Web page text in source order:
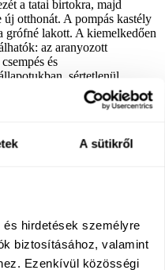
A sütikről
hirdetések személyre
biztosításához, valamint
Ezenkívül közösségi
a tatai birtokra, majd
új otthonát. A pompás kastély
grófné lakott. A kiemelkedően
az aranyozott
és
sértetlenül
a kastély nem egyedüli
az Esterházyak birtokolták
az Angolkertben
épület kiállítással és egy